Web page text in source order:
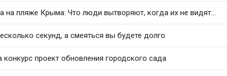
на пляже Крыма: Что люди вытворяют, когда их не видят...
секунд, а смеяться вы будете долго
проект обновления городского сада